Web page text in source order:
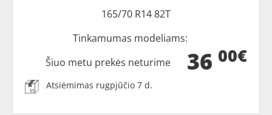
165/70 R14 82T
Tinkamumas modeliams:
36 00€
Šiuo metu prekės neturime
Atsiėmimas rugpjūčio 7 d.